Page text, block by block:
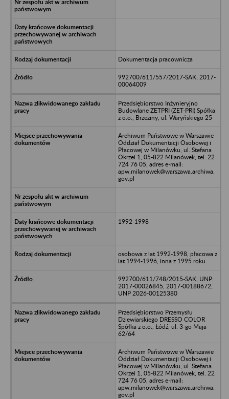
Dokumentacja pracownicza
992700/611/557/2017-SAK; 2017-
00064009
Przedsiębiorstwo Inżynieryjno
Budowlane ZETPRI (ZET-PRI) Spółka
z o.o., Brzeziny, ul. Waryńskiego 25
Archiwum Państwowe w Warszawie
Oddział Dokumentacji Osobowej i
Płacowej w Milanówku, ul. Stefana
Okrzei 1, 05-822 Milanówek, tel. 22
724 76 05, adres e-mail:
apw.milanowek@warszawa.archiwa.
gov.pl
1992-1998
osobowa z lat 1992-1998, płacowa z
lat 1994-1996, inna z 1995 roku
992700/611/748/2015-SAK; UNP:
2017-00026845, 2017-00188672;
UNP 2026-00125380
Przedsiębiorstwo Przemysłu
Dziewiarskiego DRESSO COLOR
Spółka z o.o., Łódź, ul. 3-go Maja
62/64
Archiwum Państwowe w Warszawie
Oddział Dokumentacji Osobowej i
Płacowej w Milanówku, ul. Stefana
Okrzei 1, 05-822 Milanówek, tel. 22
724 76 05, adres e-mail:
apw.milanowek@warszawa.archiwa.
gov.pl